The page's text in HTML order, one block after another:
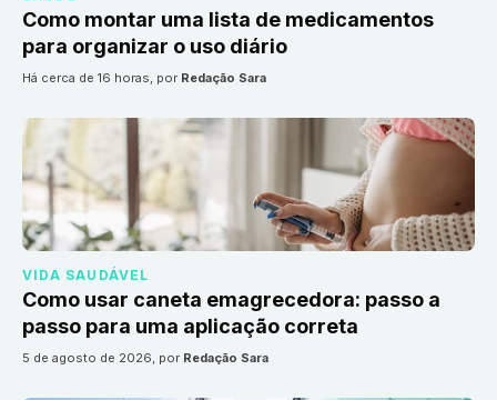
Como montar uma lista de medicamentos
para organizar o uso diário
há cerca de 16 horas, por Redação Sara
VIDA SAUDÁVEL
Como usar caneta emagrecedora: passo a
passo para uma aplicação correta
5 de agosto de 2026, por Redação Sara